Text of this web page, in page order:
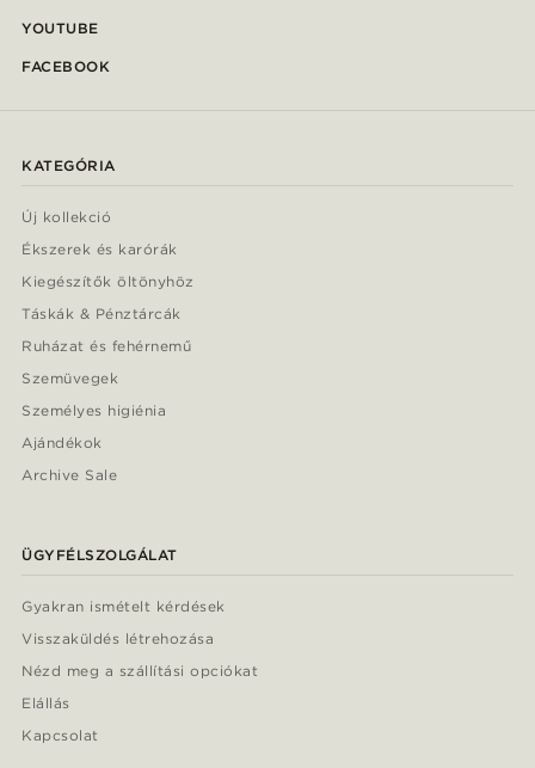
YOUTUBE
FACEBOOK
KATEGÓRIA
Új kollekció
Ékszerek és karórák
Kiegészítők öltönyhöz
Táskák & Pénztárcák
Ruházat és fehérnemű
Szemüvegek
Személyes higiénia
Ajándékok
Archive Sale
ÜGYFÉLSZOLGÁLAT
Gyakran ismételt kérdések
Visszaküldés létrehozása
Nézd meg a szállítási opciókat
Elállás
Kapcsolat